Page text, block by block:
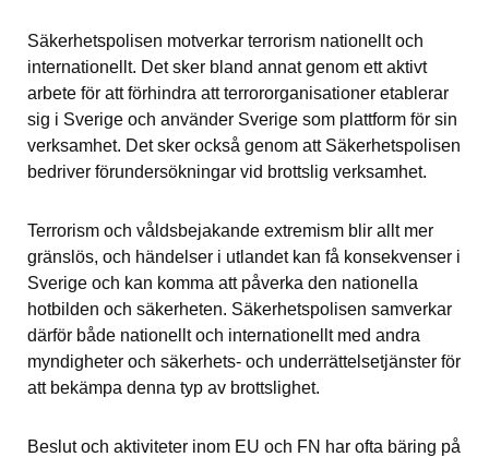
Säkerhetspolisen motverkar terrorism nationellt och
internationellt. Det sker bland annat genom ett aktivt
arbete för att förhindra att terrororganisationer etablerar
sig i Sverige och använder Sverige som plattform för sin
verksamhet. Det sker också genom att Säkerhetspolisen
bedriver förundersökningar vid brottslig verksamhet.
Terrorism och våldsbejakande extremism blir allt mer
gränslös, och händelser i utlandet kan få konsekvenser i
Sverige och kan komma att påverka den nationella
hotbilden och säkerheten. Säkerhetspolisen samverkar
därför både nationellt och internationellt med andra
myndigheter och säkerhets- och underrättelsetjänster för
att bekämpa denna typ av brottslighet.
Beslut och aktiviteter inom EU och FN har ofta bäring på